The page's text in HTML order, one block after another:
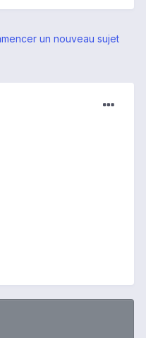
un nouveau sujet